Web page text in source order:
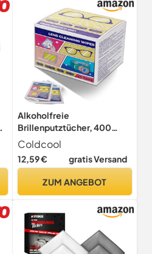
Kameras Handy Computer -
Alkoholfreie
Brillenputztücher, 400
Stück - Zur schonenden und
gründlichen Reinigung Ihrer
Brille, Einzelverpackt -
Reisen
Coldcool
12,59 € gratis Versand
ZUM ANGEBOT